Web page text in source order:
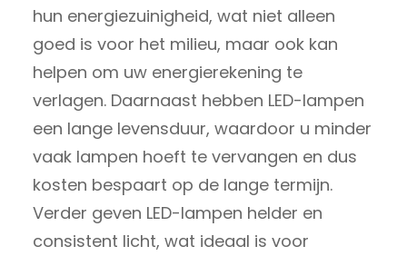
hun energiezuinigheid, wat niet alleen
goed is voor het milieu, maar ook kan
helpen om uw energierekening te
verlagen. Daarnaast hebben LED-lampen
een lange levensduur, waardoor u minder
vaak lampen hoeft te vervangen en dus
kosten bespaart op de lange termijn.
Verder geven LED-lampen helder en
consistent licht, wat ideaal is voor